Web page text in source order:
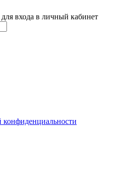
входа в личный кабинет
конфиденциальности